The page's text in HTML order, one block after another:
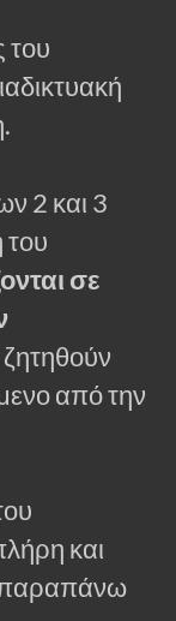
του
2 και 3
του
σε
από την
και
παραπάνω